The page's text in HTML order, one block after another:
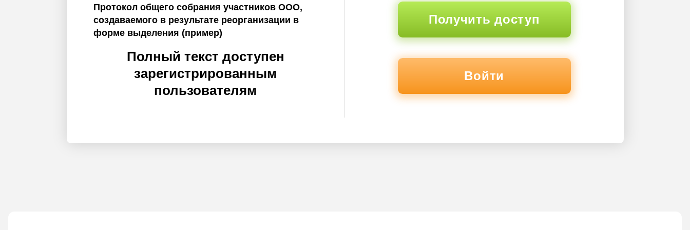
Протокол общего собрания участников ООО,
создаваемого в результате реорганизации в
форме выделения (пример)
Полный текст доступен
зарегистрированным
пользователям
Получить доступ
Войти